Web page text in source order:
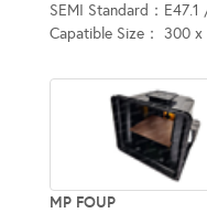
SEMI Standard：
Capatible Size： 300
MP FOUP